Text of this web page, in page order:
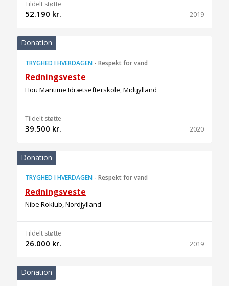
Tildelt støtte
52.190 kr. 2019
Donation
TRYGHED I HVERDAGEN - Respekt for vand
Redningsveste
Hou Maritime Idrætsefterskole, Midtjylland
Tildelt støtte
39.500 kr. 2020
Donation
TRYGHED I HVERDAGEN - Respekt for vand
Redningsveste
Nibe Roklub, Nordjylland
Tildelt støtte
26.000 kr. 2019
Donation